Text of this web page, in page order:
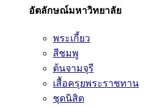
อัตลักษณ์มหาวิทยาลัย
พระเกี้ยว
สีชมพู
ต้นจามจุรี
เสื้อครุยพระราชทาน
ชุดนิสิต